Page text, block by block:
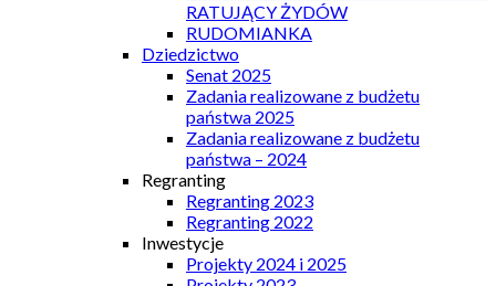
RATUJĄCY ŻYDÓW
RUDOMIANKA
Dziedzictwo
Senat 2025
Zadania realizowane z budżetu
państwa 2025
Zadania realizowane z budżetu
państwa – 2024
Regranting
Regranting 2023
Regranting 2022
Inwestycje
Projekty 2024 i 2025